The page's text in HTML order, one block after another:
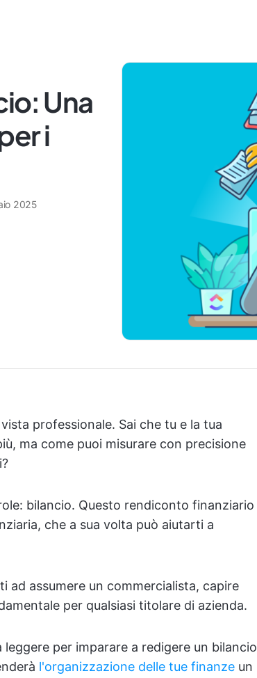
Una
i
2025
professionale. Sai che tu e la tua
ma come puoi misurare con precisione
bilancio. Questo rendiconto finanziario
che a sua volta può aiutarti a
ad assumere un commercialista, capire
per qualsiasi titolare di azienda.
per imparare a redigere un bilancio
l'organizzazione delle tue finanze un